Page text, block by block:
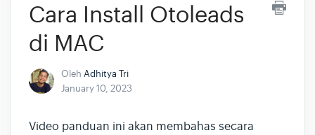
Cara Install Otoleads
di MAC
Oleh Adhitya Tri
January 10, 2023
Video panduan ini akan membahas secara